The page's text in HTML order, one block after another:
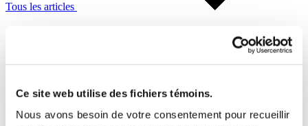
Ce site web utilise des fichiers témoins.
Nous avons besoin de votre consentement pour recueillir
Tous les articles
17 juin
Créer une stratégie de commercialisation: des conseils pour les PME.